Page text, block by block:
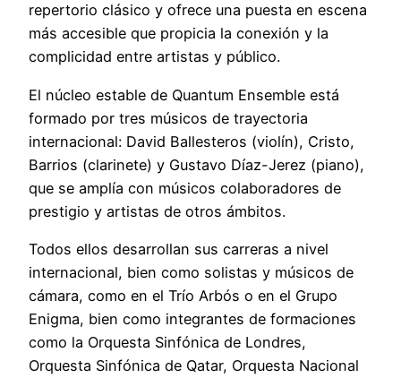
repertorio clásico y ofrece una puesta en escena
más accesible que propicia la conexión y la
complicidad entre artistas y público.
El núcleo estable de Quantum Ensemble está
formado por tres músicos de trayectoria
internacional: David Ballesteros (violín), Cristo,
Barrios (clarinete) y Gustavo Díaz-Jerez (piano),
que se amplía con músicos colaboradores de
prestigio y artistas de otros ámbitos.
Todos ellos desarrollan sus carreras a nivel
internacional, bien como solistas y músicos de
cámara, como en el Trío Arbós o en el Grupo
Enigma, bien como integrantes de formaciones
como la Orquesta Sinfónica de Londres,
Orquesta Sinfónica de Qatar, Orquesta Nacional